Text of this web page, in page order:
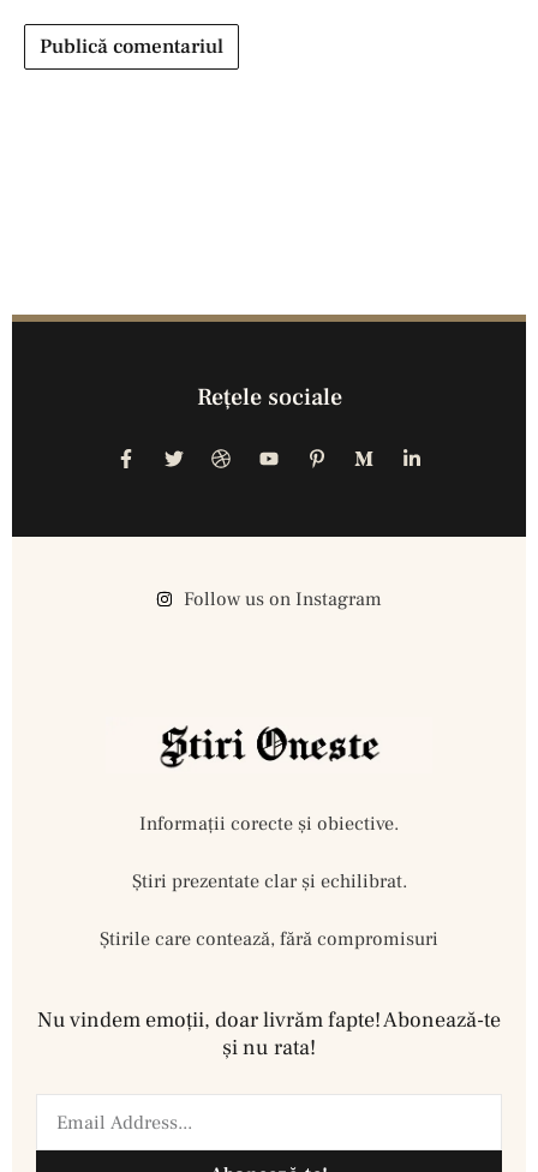
Reţele sociale
Follow us on Instagram
Informații corecte și obiective.
Ştiri prezentate clar și echilibrat.
Știrile care contează, fără compromisuri
Nu vindem emoţii, doar livrăm fapte! Abonează-te
şi nu rata!